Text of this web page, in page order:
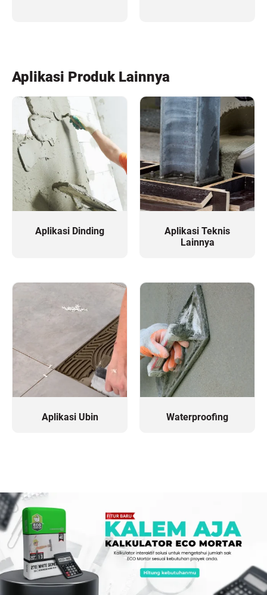
Aplikasi Produk Lainnya
Aplikasi Dinding
Aplikasi Teknis
Lainnya
Aplikasi Ubin Waterproofing